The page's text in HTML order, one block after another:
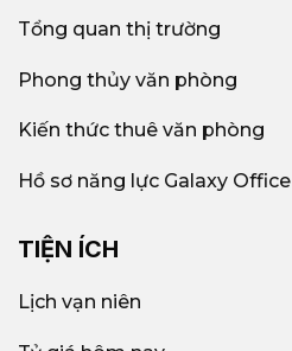
Tổng quan thị trường
Phong thủy văn phòng
Kiến thức thuê văn phòng
Hồ sơ năng lực Galaxy Office
TIỆN ÍCH
Lịch vạn niên